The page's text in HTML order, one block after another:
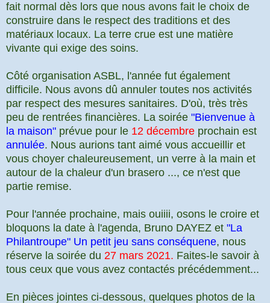
fait normal dès lors que nous avons fait le choix de
construire dans le respect des traditions et des
matériaux locaux. La terre crue est une matière
vivante qui exige des soins.
Côté organisation ASBL, l'année fut également
difficile. Nous avons dû annuler toutes nos activités
par respect des mesures sanitaires. D'où, très très
peu de rentrées financières. La soirée "Bienvenue à
la maison" prévue pour le 12 décembre prochain est
annulée. Nous aurions tant aimé vous accueillir et
vous choyer chaleureusement, un verre à la main et
autour de la chaleur d'un brasero ..., ce n'est que
partie remise.
Pour l'année prochaine, mais ouiiii, osons le croire et
bloquons la date à l'agenda, Bruno DAYEZ et "La
Philantroupe" Un petit jeu sans conséquene, nous
réserve la soirée du 27 mars 2021. Faites-le savoir à
tous ceux que vous avez contactés précédemment...
En pièces jointes ci-dessous, quelques photos de la